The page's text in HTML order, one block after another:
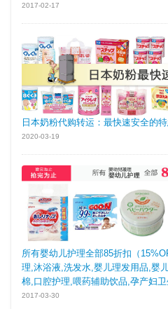
2017-02-17
日本奶粉代购转运：最快速安全的
2020-03-19
所有婴幼儿护理全部85折扣（
理,沐浴液,洗发水,婴儿理发用品,婴
棉,口腔护理,喂药辅助饮品,孕产妇
2017-03-30